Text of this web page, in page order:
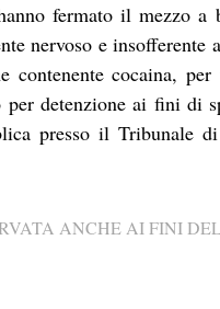
fermato il mezzo a
nervoso e
contenente cocaina,
per detenzione ai fini di
presso il Tribunale
ANCHE AI FINI